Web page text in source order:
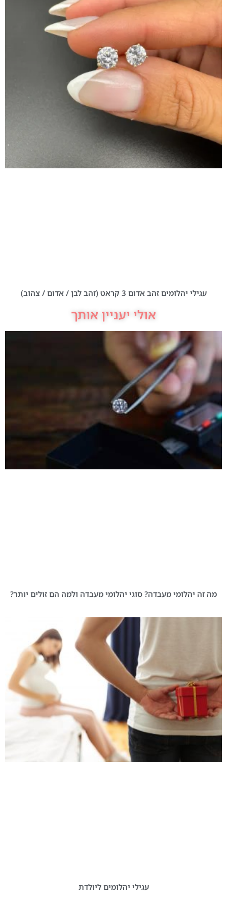
עגילי יהלומים זהב אדום 3 קראט (זהב לבן / אדום / צהוב)
אולי יעניין אותך
מה זה יהלומי מעבדה? סוגי יהלומי מעבדה ולמה הם זולים יותר?
עגילי יהלומים ליולדת